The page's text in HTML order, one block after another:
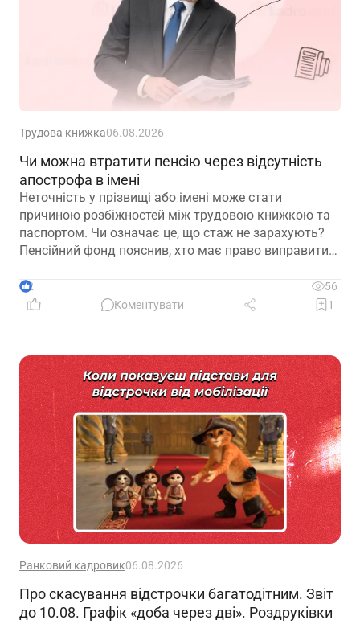
Трудова книжка06.08.2026
Чи можна втратити пенсію через відсутність
апострофа в імені
Неточність у прізвищі або імені може стати
причиною розбіжностей між трудовою книжкою та
паспортом. Чи означає це, що стаж не зарахують?
Пенсійний фонд пояснив, хто має право виправити
підставі яких документів це робиться та чому не
варто відкладати внесення змін до моменту
2
56
Коментувати
1
Ранковий кадровик06.08.2026
Про скасування відстрочки багатодітним. Звіт
до 10.08. Графік «доба через дві». Роздруківки